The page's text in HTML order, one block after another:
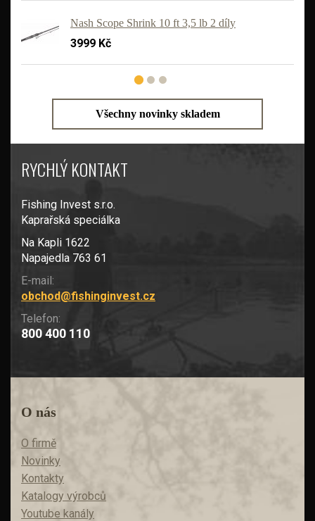
Nash Scope Shrink 10 ft 3,5 lb 2 díly
3999 Kč
Všechny novinky skladem
RYCHLÝ KONTAKT
Fishing Invest s.r.o.
Kaprařská speciálka
Na Kapli 1622
Napajedla 763 61
E-mail:
obchod@fishinginvest.cz
Telefon:
800 400 110
O nás
O firmě
Novinky
Kontakty
Katalogy výrobců
Youtube kanály